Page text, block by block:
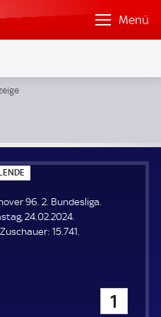
Menü
P
E
L
E
N
96. 2. Bundesliga.
24.02.2024.
Zuschauer: Z
15.741.
1